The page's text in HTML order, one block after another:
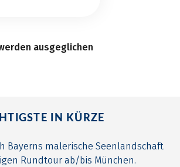
ausgeglichen
IN KÜRZE
Bayerns malerische Seenlandschaft
Rundtour ab/bis München.